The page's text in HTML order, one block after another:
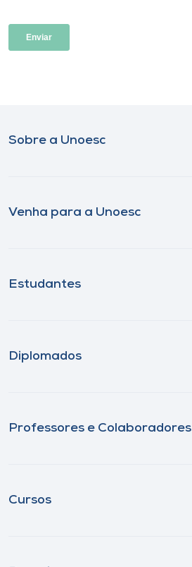
Sobre a Unoesc
Venha para a Unoesc
Estudantes
Diplomados
Professores e Colaboradores
Cursos